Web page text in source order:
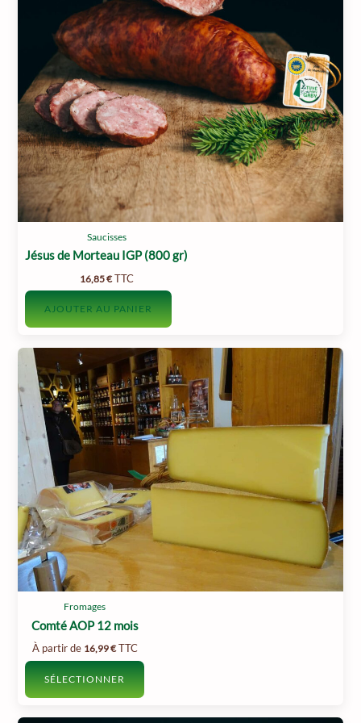
être
choisies
sur
la
page
du
produit
Saucisses
Jésus de Morteau IGP (800 gr)
16,85€ TTC
AJOUTER AU PANIER
Fromages
Comté AOP 12 mois
À partir de 16,99€ TTC
SÉLECTIONNER
produit